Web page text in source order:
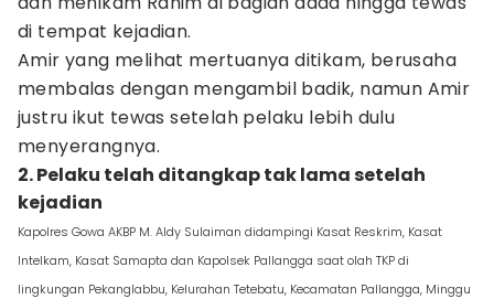
di tempat kejadian.
Amir yang melihat mertuanya ditikam, berusaha
membalas dengan mengambil badik, namun Amir
justru ikut tewas setelah pelaku lebih dulu
menyerangnya.
2. Pelaku telah ditangkap tak lama setelah
kejadian
Kapolres Gowa AKBP M. Aldy Sulaiman didampingi Kasat Reskrim, Kasat
Intelkam, Kasat Samapta dan Kapolsek Pallangga saat olah TKP di
lingkungan Pekanglabbu, Kelurahan Tetebatu, Kecamatan Pallangga, Minggu